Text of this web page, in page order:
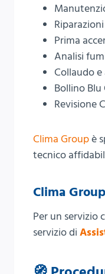
Prima
Analisi
Collaudo
Bollino Blu
Revisione
Clima Groupè
tecnico
Clima
Per un servizio
servizio di